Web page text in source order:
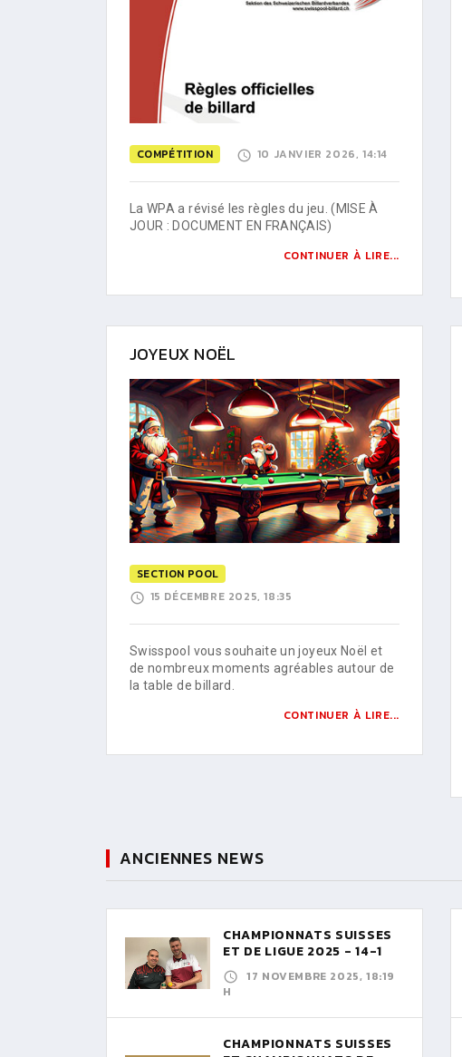
COMPÉTITION 10 JANVIER 2026, 14:14
La WPA a révisé les règles du jeu. (MISE À
JOUR : DOCUMENT EN FRANÇAIS)
CONTINUER À LIRE...
JOYEUX NOËL
SECTION POOL
15 DÉCEMBRE 2025, 18:35
Swisspool vous souhaite un joyeux Noël et
de nombreux moments agréables autour de
la table de billard.
CONTINUER À LIRE...
ANCIENNES NEWS
CHAMPIONNATS SUISSES
ET DE LIGUE 2025 - 14-1
17 NOVEMBRE 2025, 18:19
H
CHAMPIONNATS SUISSES